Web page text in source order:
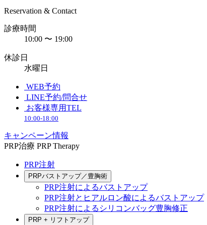
Reservation & Contact
診療時間
10:00 〜 19:00
休診日
水曜日
WEB予約
LINE予約/問合せ
お客様専用TEL
10:00-18:00
キャンペーン情報
PRP治療 PRP Therapy
PRP注射
PRPバストアップ／豊胸術
PRP注射によるバストアップ
PRP注射とヒアルロン酸によるバストアップ
PRP注射によるシリコンバッグ豊胸修正
PRP + リフトアップ